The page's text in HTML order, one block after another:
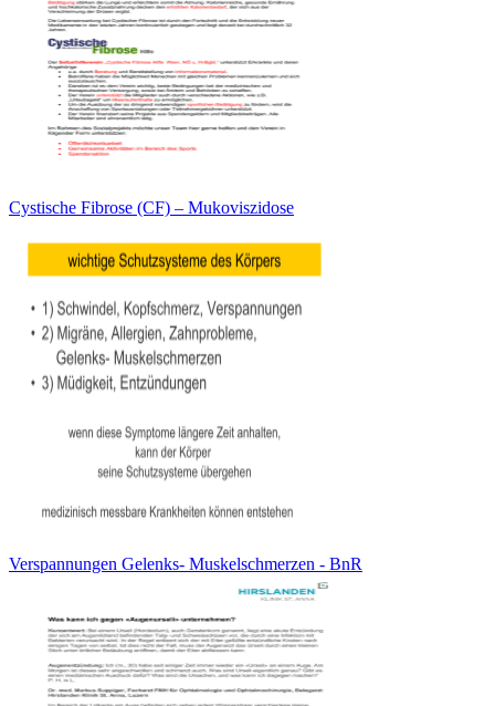
Cystische Fibrose (CF) – Mukoviszidose
Verspannungen Gelenks- Muskelschmerzen - BnR